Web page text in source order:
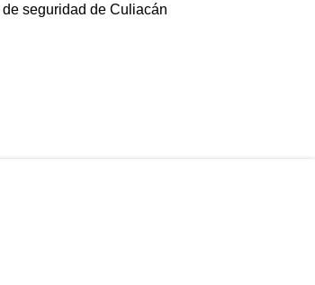
seguridad de Culiacán